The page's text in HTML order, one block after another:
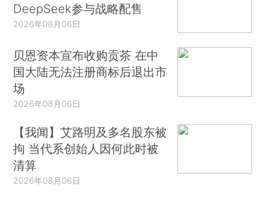
DeepSeek参与战略配售
2026年08月06日
贝恩资本宣布收购贡茶 在中
国大陆无法注册商标后退出市
场
2026年08月06日
【我闻】艾路明及多名股东被
拘 当代系创始人因何此时被
清算
2026年08月06日